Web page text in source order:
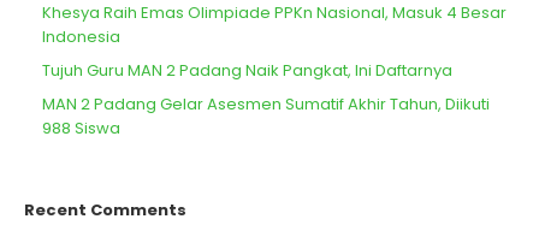
Khesya Raih Emas Olimpiade PPKn Nasional, Masuk 4 Besar
Indonesia
Tujuh Guru MAN 2 Padang Naik Pangkat, Ini Daftarnya
MAN 2 Padang Gelar Asesmen Sumatif Akhir Tahun, Diikuti
988 Siswa
Recent Comments